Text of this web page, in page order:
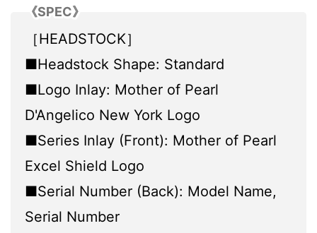
《SPEC》
［HEADSTOCK］
■Headstock Shape: Standard
■Logo Inlay: Mother of Pearl
D'Angelico New York Logo
■Series Inlay (Front): Mother of Pearl
Excel Shield Logo
■Serial Number (Back): Model Name,
Serial Number